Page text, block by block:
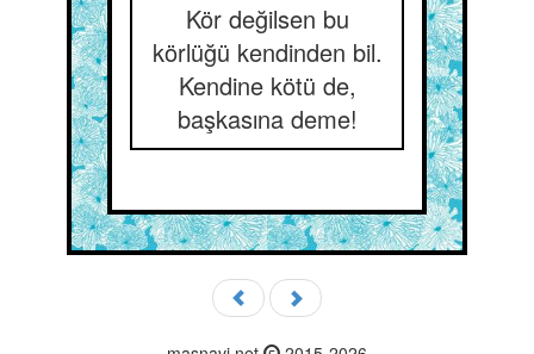
Kör değilsen bu
körlüğü kendinden bil.
Kendine kötü de,
başkasına deme!